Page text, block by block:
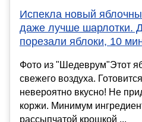
Испекла новый
даже лучше шарлотки.
порезали яблоки, 10
Фото из "Шедеврум"Этот
свежего воздуха.
невероятно вкусно! Не
коржи. Минимум
рассыпчатой крошкой ...